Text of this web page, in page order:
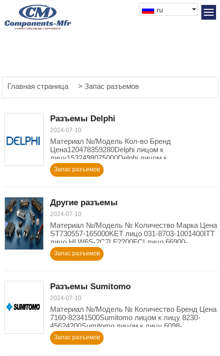
ru
Главная страница > Запас разъемов
Разъемы Delphi
2024-07-10
Материал №/Модель Кол-во Бренд
Цена120478359280Delphi лицом к
лицу1532498075000Delphi лицом к
лицу120652668480Delphi лицом к
лицу153050244000Delphi лицом к лицу12191818
Запас разъемов
Другие разъемы
2024-07-10
Материал №/Модель № Количество Марка Цена
ST730557-165000KET лицо 031-8703-1001400ITT
лицо HLW6S-2C7LF2200FCI лицо 66900-
240LF558FCI лицо 5915-BK30
Запас разъемов
Разъемы Sumitomo
2024-07-10
Материал №/Модель № Количество Бренд Цена
7160-82341500Sumitomo лицом к лицу 8230-
45624200Sumitomo лицом к лицу 6098-
49791000Sumitomo лицом к лицу 8240-
0447500Sumitomo
Запас разъемов